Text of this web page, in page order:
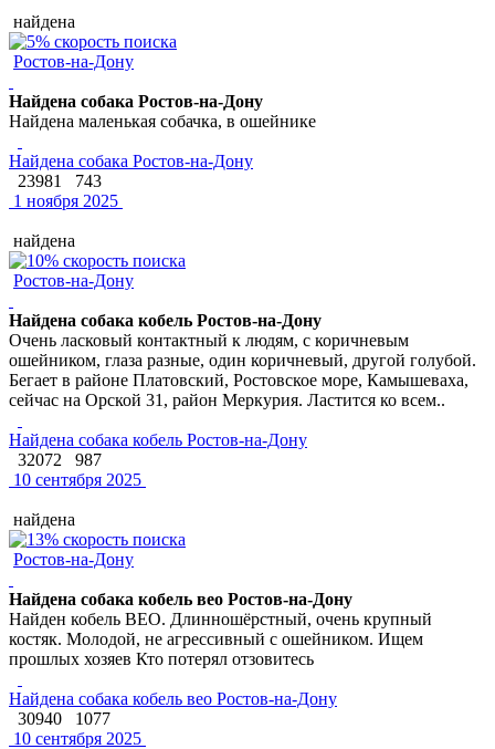
найдена
Ростов-на-Дону
Найдена собака Ростов-на-Дону
Найдена маленькая собачка, в ошейнике
Найдена собака Ростов-на-Дону
23981
743
1 ноября 2025
найдена
Ростов-на-Дону
Найдена собака кобель Ростов-на-Дону
Очень ласковый контактный к людям, с коричневым
ошейником, глаза разные, один коричневый, другой голубой.
Бегает в районе Платовский, Ростовское море, Камышеваха,
сейчас на Орской 31, район Меркурия. Ластится ко всем..
Найдена собака кобель Ростов-на-Дону
32072
987
10 сентября 2025
найдена
Ростов-на-Дону
Найдена собака кобель вео Ростов-на-Дону
Найден кобель ВЕО. Длинношёрстный, очень крупный
костяк. Молодой, не агрессивный с ошейником. Ищем
прошлых хозяев Кто потерял отзовитесь
Найдена собака кобель вео Ростов-на-Дону
30940
1077
10 сентября 2025